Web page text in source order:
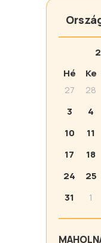
Hé
Ke
27
28
3
4
10
11
17
18
24
25
31
1
MA